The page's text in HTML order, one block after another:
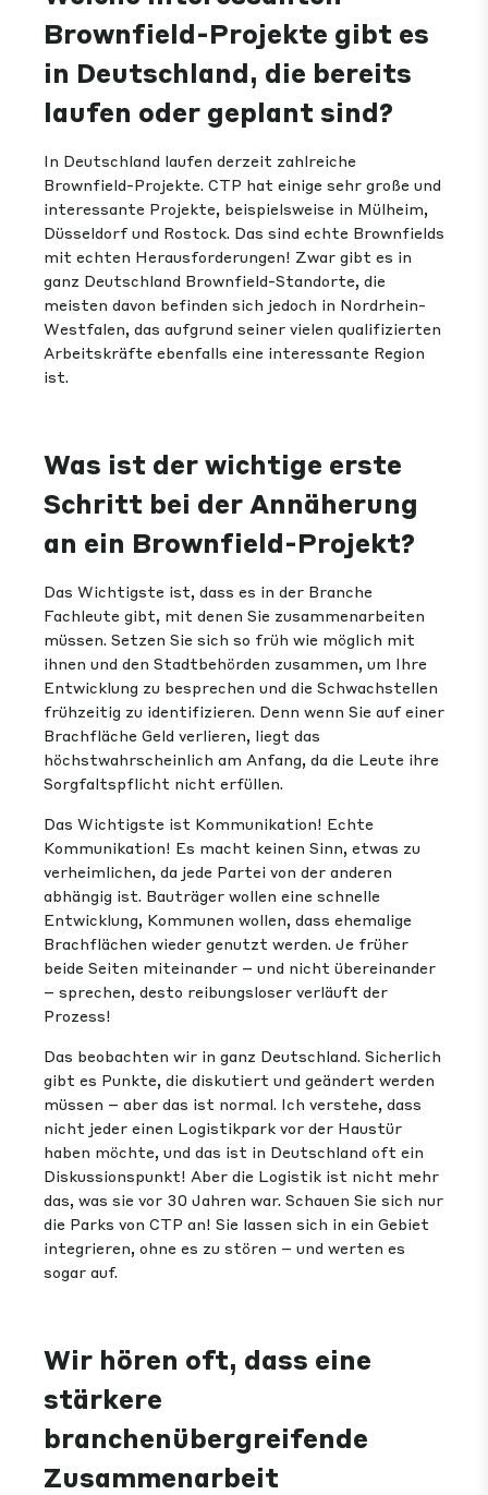
Brownfield-Projekte gibt es
in Deutschland, die bereits
laufen oder geplant sind?
In Deutschland laufen derzeit zahlreiche
Brownfield-Projekte. CTP hat einige sehr große und
interessante Projekte, beispielsweise in Mülheim,
Düsseldorf und Rostock. Das sind echte Brownfields
mit echten Herausforderungen! Zwar gibt es in
ganz Deutschland Brownfield-Standorte, die
meisten davon befinden sich jedoch in Nordrhein-
Westfalen, das aufgrund seiner vielen qualifizierten
Arbeitskräfte ebenfalls eine interessante Region
ist.
Was ist der wichtige erste
Schritt bei der Annäherung
an ein Brownfield-Projekt?
Das Wichtigste ist, dass es in der Branche
Fachleute gibt, mit denen Sie zusammenarbeiten
müssen. Setzen Sie sich so früh wie möglich mit
ihnen und den Stadtbehörden zusammen, um Ihre
Entwicklung zu besprechen und die Schwachstellen
frühzeitig zu identifizieren. Denn wenn Sie auf einer
Brachfläche Geld verlieren, liegt das
höchstwahrscheinlich am Anfang, da die Leute ihre
Sorgfaltspflicht nicht erfüllen.
Das Wichtigste ist Kommunikation! Echte
Kommunikation! Es macht keinen Sinn, etwas zu
verheimlichen, da jede Partei von der anderen
abhängig ist. Bauträger wollen eine schnelle
Entwicklung, Kommunen wollen, dass ehemalige
Brachflächen wieder genutzt werden. Je früher
beide Seiten miteinander – und nicht übereinander
– sprechen, desto reibungsloser verläuft der
Prozess!
Das beobachten wir in ganz Deutschland. Sicherlich
gibt es Punkte, die diskutiert und geändert werden
müssen – aber das ist normal. Ich verstehe, dass
nicht jeder einen Logistikpark vor der Haustür
haben möchte, und das ist in Deutschland oft ein
Diskussionspunkt! Aber die Logistik ist nicht mehr
das, was sie vor 30 Jahren war. Schauen Sie sich nur
die Parks von CTP an! Sie lassen sich in ein Gebiet
integrieren, ohne es zu stören – und werten es
sogar auf.
Wir hören oft, dass eine
stärkere
branchenübergreifende
Zusammenarbeit